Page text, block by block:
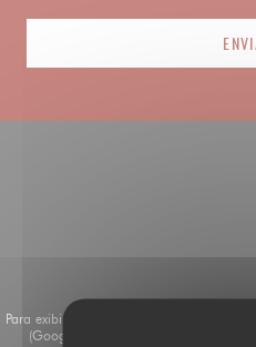
Para exibir o mapa interativo do Waze,
(Google). Esses cookies podem